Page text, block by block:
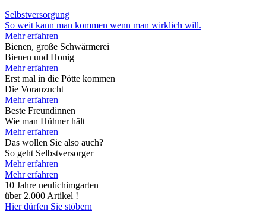
Selbstversorgung
So weit kann man kommen wenn man wirklich will.
Mehr erfahren
Bienen, große Schwärmerei
Bienen und Honig
Mehr erfahren
Erst mal in die Pötte kommen
Die Voranzucht
Mehr erfahren
Beste Freundinnen
Wie man Hühner hält
Mehr erfahren
Das wollen Sie also auch?
So geht Selbstversorger
Mehr erfahren
Mehr erfahren
10 Jahre neulichimgarten
über 2.000 Artikel !
Hier dürfen Sie stöbern